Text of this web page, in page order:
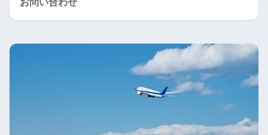
お問い合わせ